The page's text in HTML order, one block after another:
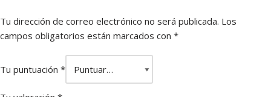
Tu dirección de correo electrónico no será publicada. Los
campos obligatorios están marcados con *
Tu puntuación *